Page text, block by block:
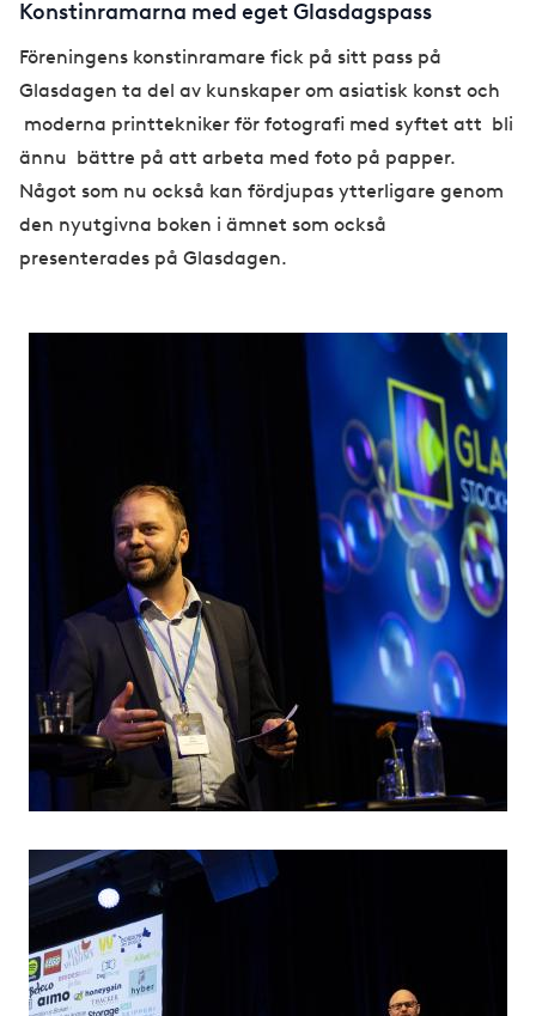
Konstinramarna med eget Glasdagspass
Föreningens konstinramare fick på sitt pass på
Glasdagen ta del av kunskaper om asiatisk konst och
moderna printtekniker för fotografi med syftet att bli
ännu bättre på att arbeta med foto på papper.
Något som nu också kan fördjupas ytterligare genom
den nyutgivna boken i ämnet som också
presenterades på Glasdagen.